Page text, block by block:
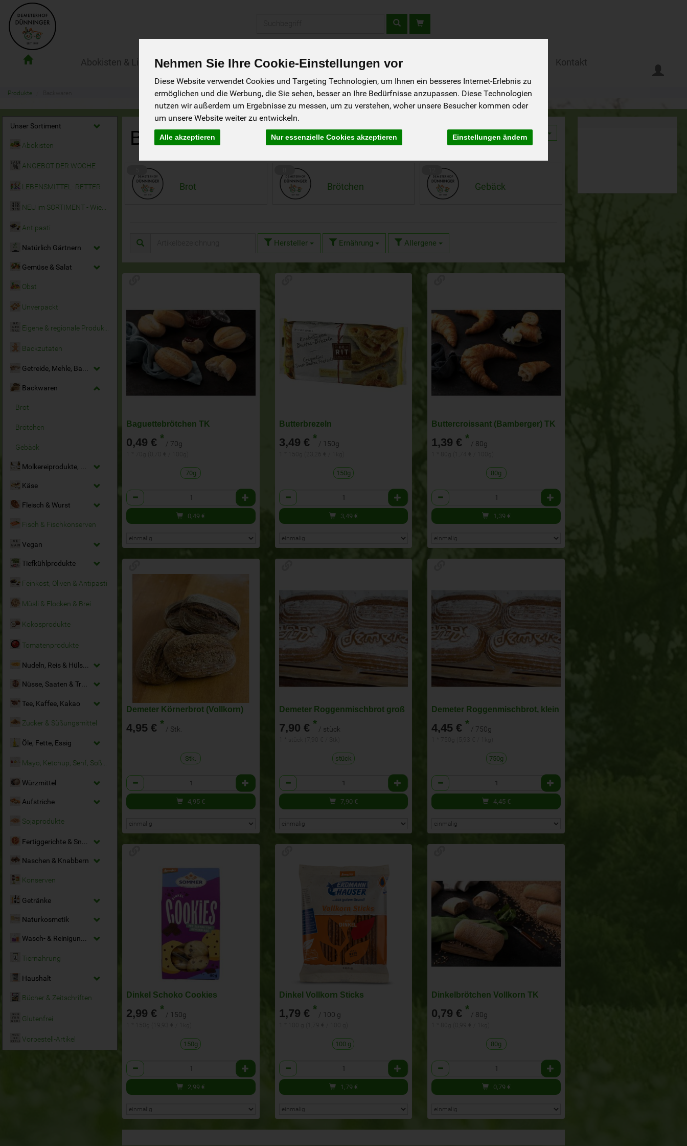
Nehmen Sie Ihre Cookie-Einstellungen vor
Diese Website verwendet Cookies und Targeting Technologien, um Ihnen ein besseres Internet-Erlebnis zu
ermöglichen und die Werbung, die Sie sehen, besser an Ihre Bedürfnisse anzupassen. Diese Technologien
nutzen wir außerdem um Ergebnisse zu messen, um zu verstehen, woher unsere Besucher kommen oder
um unsere Website weiter zu entwickeln.
Alle akzeptieren Nur essenzielle Cookies akzeptieren Einstellungen ändern
Lieferdienst
Abokisten & Lieferservice Der Hofladen Rezepte Wir über uns Aus der Region Kontakt
Produkte
Unser Sortiment
Abokisten
ANGEBOT DER WOCHE
LEBENSMITTEL- RETTER
Antipasti
Natürlich Gärtnern
Gemüse & Salat
Obst
Unverpackt
Backzutaten
Getreide, Mehle, Backmittel
Backwaren
Brot
Brötchen
Gebäck
Molkereiprodukte, Milchersatz & Eier
Käse
Fleisch & Wurst
Fisch & Fischkonserven
Vegan
Tiefkühlprodukte
Feinkost, Oliven & Antipasti
Müsli & Flocken & Brei
Kokosprodukte
Tomatenprodukte
Nudeln, Reis & Hülsenfrüchte
Nüsse, Saaten & Trockenfrüchte
Tee, Kaffee, Kakao
Zucker & Süßungsmittel
Öle, Fette, Essig
Würzmittel
Aufstriche
Sojaprodukte
Fertiggerichte & Snacks
Naschen & Knabbern
Konserven
Getränke
Naturkosmetik
Wasch- & Reinigungsmittel
Tiernahrung
Haushalt
Bücher & Zeitschriften
Glutenfrei
Vorbestell-Artikel
Backwaren 26 von 1230
Brot Brötchen Gebäck
Hersteller Ernährung Allergene
Baguettebrötchen TK
0,49 € * / 70g
70g
Anzahl
0,49 €
Butterbrezeln
3,49 € * / 150g
150g
Anzahl
3,49 €
Buttercroissant (Bamberger) TK
1,39 € * / 80g
80g
Anzahl
1,39 €
Demeter Körnerbrot (Vollkorn)
4,95 € * / Stk.
Stk.
Anzahl
4,95 €
Demeter Roggenmischbrot groß
7,90 € * / stück
stück
Anzahl
7,90 €
Demeter Roggenmischbrot, klein
4,45 € * / 750g
750g
Anzahl
4,45 €
Dinkel Schoko Cookies
2,99 € * / 150g
150g
Anzahl
2,99 €
Dinkel Vollkorn Sticks
1,79 € * / 100 g
100 g
Anzahl
1,79 €
Dinkelbrötchen Vollkorn TK
0,79 € * / 80g
80g
Anzahl
0,79 €